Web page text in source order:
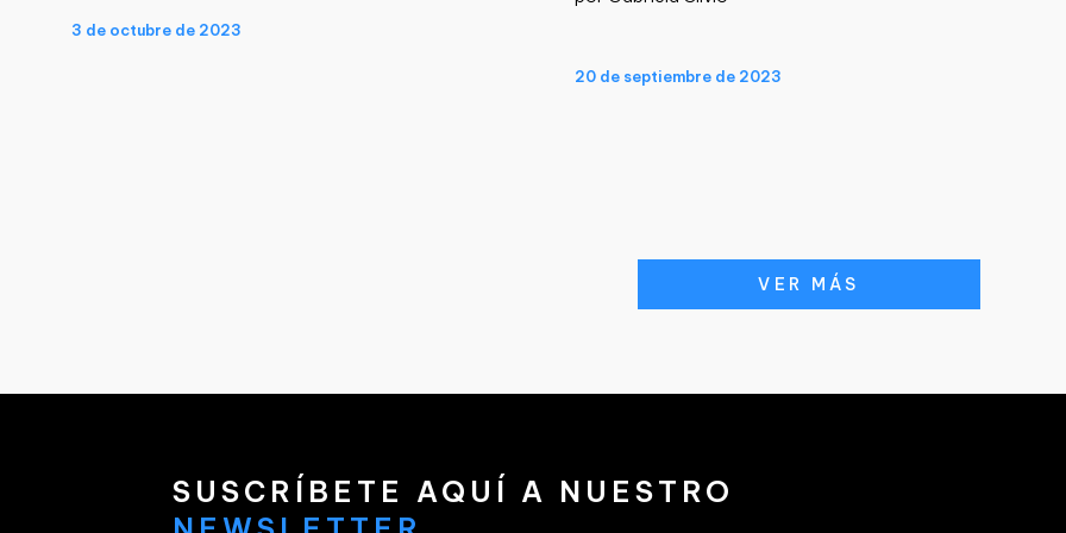
3 de octubre de 2023
20 de septiembre de 2023
VER MÁS
SUSCRÍBETE AQUÍ A NUESTRO